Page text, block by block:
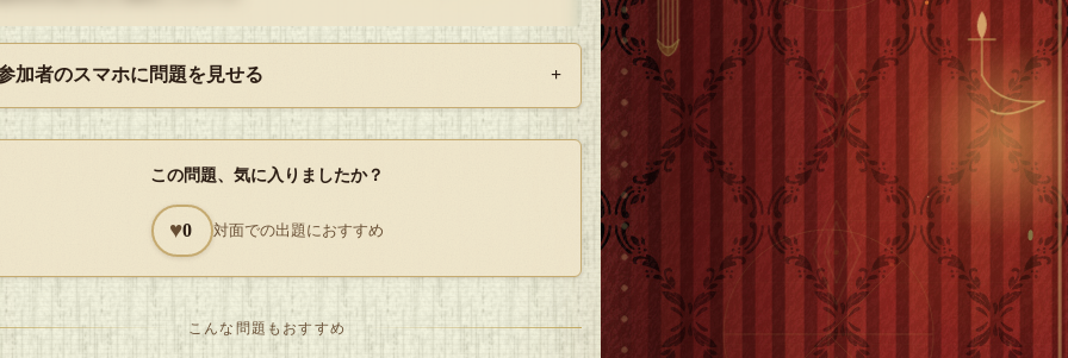
Q
解答を開封する
タップで封を割る
加者のスマホに問題を見せる +
この問題、気に入りましたか？
♥0 対面での出題におすすめ
こんな問題もおすすめ